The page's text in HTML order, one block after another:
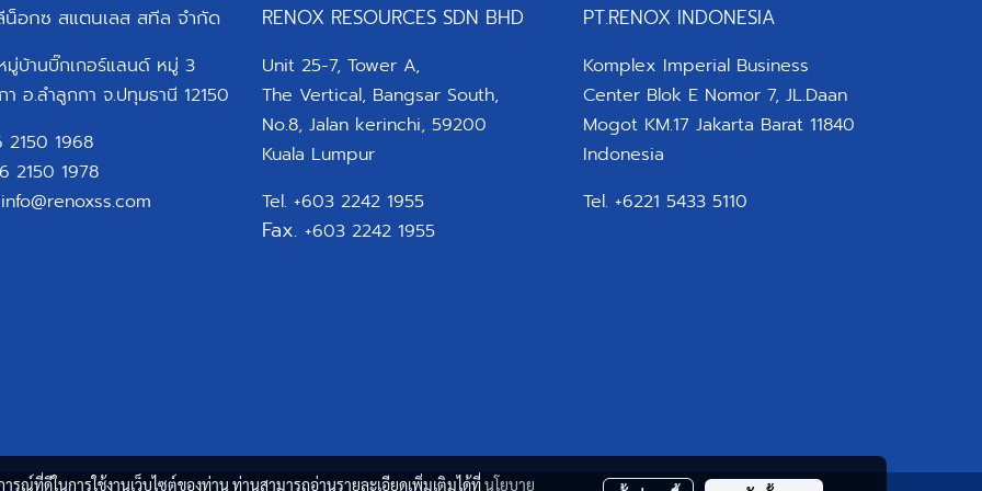
อกซ สแตนเลส สทีล จำกัด
บ้านบิ๊กเกอร์แลนด์ หมู่ 3
อ.ลำลูกกา จ.ปทุมธานี 12150
2150 1968
2150 1978
info@renoxss.com
RENOX RESOURCES SDN BHD
Unit 25-7, Tower A,
The Vertical, Bangsar South,
No.8, Jalan kerinchi, 59200
Kuala Lumpur
Tel. +603 2242 1955
Fax. +603 2242 1955
PT.RENOX INDONESIA
Komplex Imperial Business
Center Blok E Nomor 7, JL.Daan
Mogot KM.17 Jakarta Barat 11840
Indonesia
Tel. +6221 5433 5110
ณ์ที่ดีในการใช้งานเว็บไซต์ของท่าน ท่านสามารถอ่านรายละเอียดเพิ่มเติมได้ที่นโยบาย